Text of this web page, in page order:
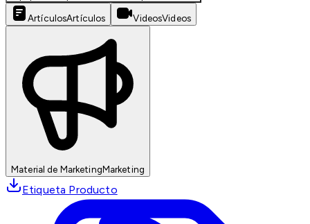
ArtículosArtículos VideosVideos
Material de MarketingMarketing
Etiqueta Producto